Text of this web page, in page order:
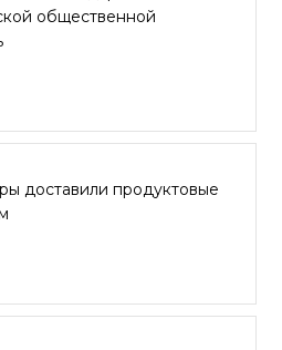
общественной
доставили продуктовые